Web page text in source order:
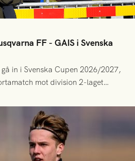
FF - GAIS i Svenska
in i Svenska Cupen 2026/2027,
mot division 2-laget
och stötta grönsvart på plats!